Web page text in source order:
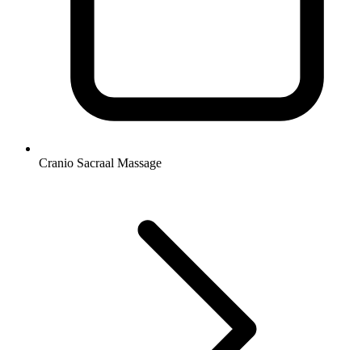
Cranio Sacraal Massage